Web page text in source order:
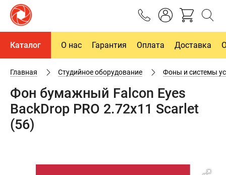
Каталог О нас Гарантия Оплата Доставка
Главная Студийное оборудование Фоны и системы
Фон бумажный Falcon Eyes
BackDrop PRO 2.72x11 Scarlet
(56)